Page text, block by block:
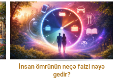
İnsan ömrünün neçə faizi nəyə
gedir?